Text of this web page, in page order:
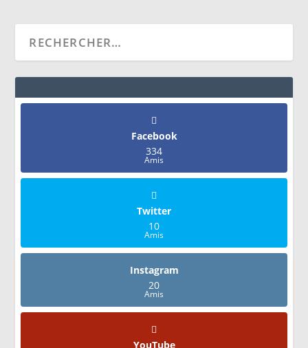
Facebook
334
Amis
Twitter
10
Amis
Instagram
20
Amis
YouTube